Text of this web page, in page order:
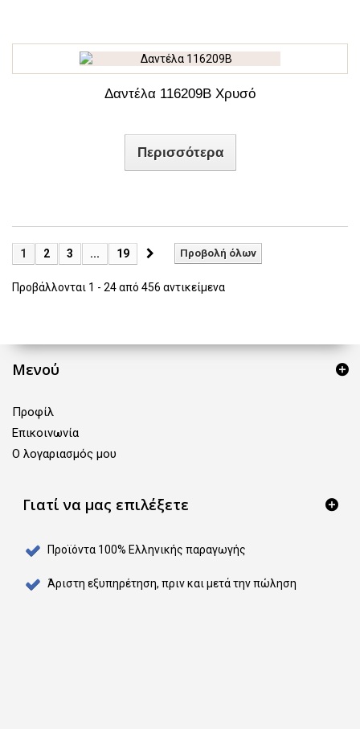
Δαντέλα 116209Β Χρυσό
Περισσότερα
Προβολή όλων
1 2 3 ... 19
Προβάλλονται 1 - 24 από 456 αντικείμενα
Μενού
Προφίλ
Επικοινωνία
O λογαριασμός μου
Γιατί να μας επιλέξετε
Προϊόντα 100% Ελληνικής παραγωγής
Άριστη εξυπηρέτηση, πριν και μετά την πώληση